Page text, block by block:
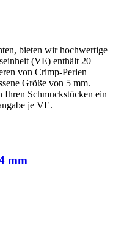
bieten wir hochwertige
(VE) enthält 20
von Crimp-Perlen
Größe von 5 mm.
Ihren Schmuckstücken ein
je VE.
mm